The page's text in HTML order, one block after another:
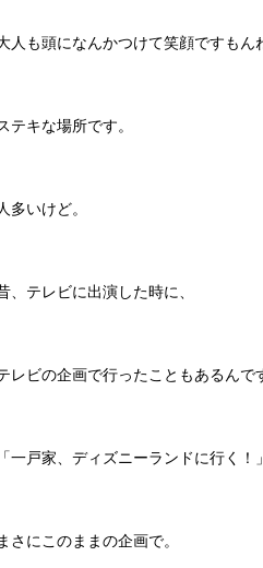
人も頭になんかつけて笑顔ですもん
テキな場所です。
人多いけど。
、テレビに出演した時に、
レビの企画で行ったこともあるんで
「一戸家、ディズニーランドに行く！」
まさにこのままの企画で。